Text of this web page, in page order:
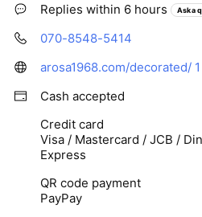
Replies within 6 hours
Ask a
070-8548-5414
arosa1968.com/decorated/
Cash accepted
Credit card
Visa / Mastercard / JCB /
Express
QR code payment
PayPay